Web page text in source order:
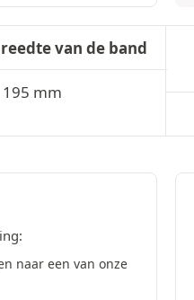
van de band
195 mm
naar een van onze